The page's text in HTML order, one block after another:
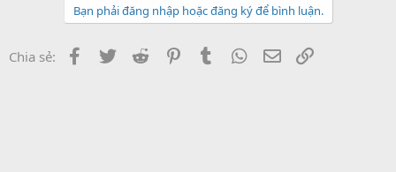
Bạn phải đăng nhập hoặc đăng ký để bình luận.
Chia sẻ: Facebook
Twitter Reddit PinterestTumblr WhatsApp
Email